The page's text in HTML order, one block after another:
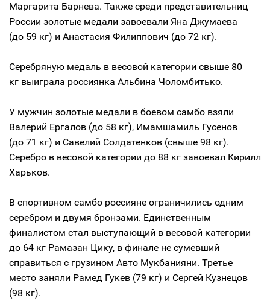
Маргарита Барнева. Также среди представительниц
России золотые медали завоевали Яна Джумаева
(до 59 кг) и Анастасия Филиппович (до 72 кг).
Серебряную медаль в весовой категории свыше 80
кг выиграла россиянка Альбина Чоломбитько.
У мужчин золотые медали в боевом самбо взяли
Валерий Ергалов (до 58 кг), Имамшамиль Гусенов
(до 71 кг) и Савелий Солдатенков (свыше 98 кг).
Серебро в весовой категории до 88 кг завоевал Кирилл
Харьков.
В спортивном самбо россияне ограничились одним
серебром и двумя бронзами. Единственным
финалистом стал выступающий в весовой категории
до 64 кг Рамазан Цику, в финале не сумевший
справиться с грузином Авто Мукбанияни. Третье
место заняли Рамед Гукев (79 кг) и Сергей Кузнецов
(98 кг).